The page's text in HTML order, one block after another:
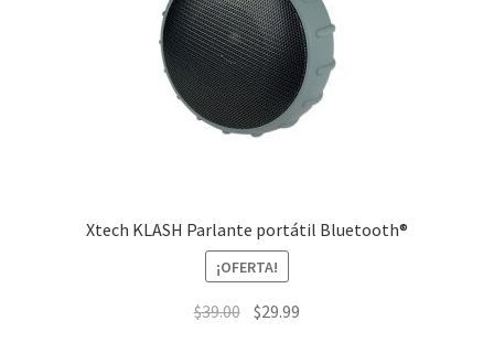
Xtech KLASH Parlante portátil Bluetooth®
¡OFERTA!
$39.00 El$29.99